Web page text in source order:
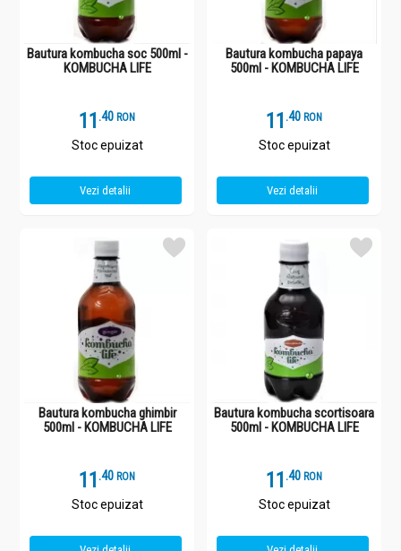
cele care alăptează pot consuma Kombucha? Kombucha are un
efect detoxifiant și, prin urmare, ar trebui consumată în cantitate
moderată de către femeile gravide sau de cele care alăptează.
Bautura kombucha soc 500ml -
KOMBUCHA LIFE
11 .4 RON
Stoc epuizat
Vezi detalii
Bautura kombucha papaya
500ml - KOMBUCHA LIFE
11 .4 RON
Stoc epuizat
Vezi detalii
Bautura kombucha ghimbir
500ml - KOMBUCHA LIFE
11 .4 RON
Stoc epuizat
Bautura kombucha scortisoara
500ml - KOMBUCHA LIFE
11 .4 RON
Stoc epuizat